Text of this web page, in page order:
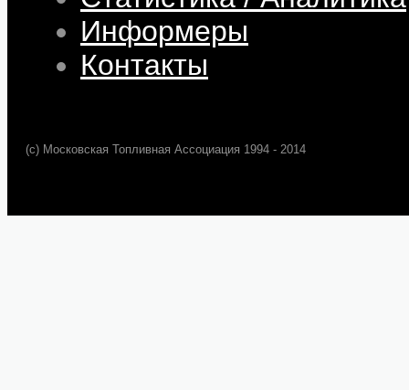
Информеры
Контакты
(c) Московская Топливная Ассоциация 1994 - 2014